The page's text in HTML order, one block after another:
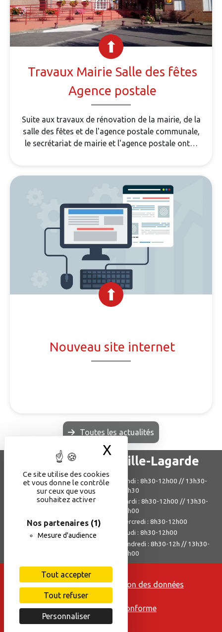
Ce site utilise des cookies
et vous donne le contrôle
sur ceux que vous
souhaitez activer
Nos partenaires (1)
Mesure d'audience
Tout accepter
Tout refuser
Personnaliser
X Masquer le
Travaux Mairie Salle des fêtes
Agence postale
Suite aux travaux de rénovation de la mairie, de la
salle des fêtes et de l'agence postale communale,
le secrétariat de mairie et l'agence postale ont…
Nouveau site internet
Toutes les actualités
Mairie d'Albefeuille-Lagarde
244, rue Paul-Roussel
82290 Albefeuille-Lagarde
05 63 67 45 11
Lundi : 8h30-12h00 // 13h30-
17h30
Mardi : 8h30-12h00 // 13h30-
18h00
Mercredi : 8h30-12h00
Jeudi : 8h30-12h00
Vendredi : 8h30-12h // 13h30-
17h00
Mentions légales
Politique de protection des données
Cookies
Accessibilité - non conforme
Contact